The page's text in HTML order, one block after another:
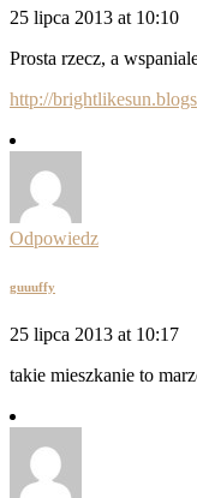
25 lipca 2013 at 10:10
Prosta rzecz, a
http://
Odpowiedz
guuuffy
25 lipca 2013 at 10:17
takie mieszkanie to